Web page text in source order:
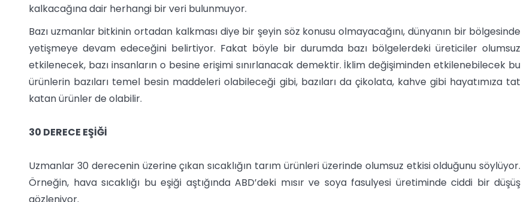
kalkacağına dair herhangi bir veri bulunmuyor.
Bazı uzmanlar bitkinin ortadan kalkması diye bir şeyin söz konusu olmayacağını, dünyanın bir bölgesinde
yetişmeye devam edeceğini belirtiyor. Fakat böyle bir durumda bazı bölgelerdeki üreticiler olumsuz
etkilenecek, bazı insanların o besine erişimi sınırlanacak demektir. İklim değişiminden etkilenebilecek bu
ürünlerin bazıları temel besin maddeleri olabileceği gibi, bazıları da çikolata, kahve gibi hayatımıza tat
katan ürünler de olabilir.
30 DERECE EŞİĞİ
Uzmanlar 30 derecenin üzerine çıkan sıcaklığın tarım ürünleri üzerinde olumsuz etkisi olduğunu söylüyor.
Örneğin, hava sıcaklığı bu eşiği aştığında ABD’deki mısır ve soya fasulyesi üretiminde ciddi bir düşüş